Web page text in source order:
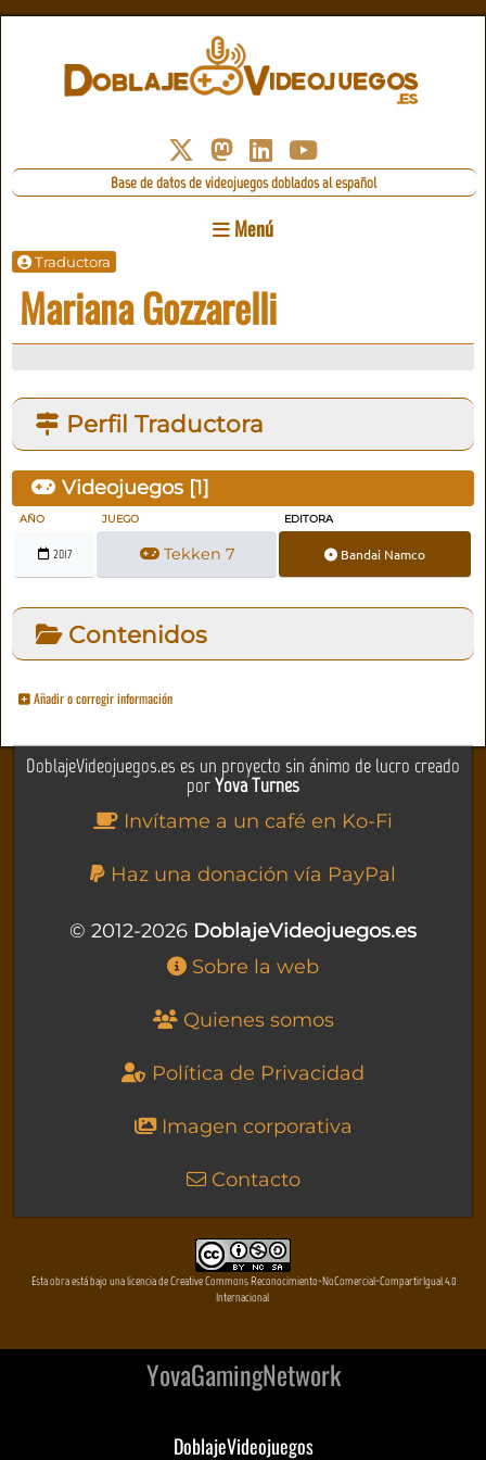
Base de datos de videojuegos doblados al español
Menú
Traductora
Mariana Gozzarelli
Perfil Traductora
Videojuegos [1]
AÑO JUEGO EDITORA
2017 Tekken 7 Bandai Namco
Contenidos
Añadir o corregir información
DoblajeVideojuegos.es es un proyecto sin ánimo de lucro creado
porYova Turnes
Invítame a un café en Ko-Fi
Haz una donación vía PayPal
© 2012-2026 DoblajeVideojuegos.es
Sobre la web
Quienes somos
Política de Privacidad
Imagen corporativa
Contacto
Esta obra está bajo una licencia de Creative Commons Reconocimiento-NoComercial-CompartirIgual 4.0
Internacional
YovaGamingNetwork
DoblajeVideojuegos